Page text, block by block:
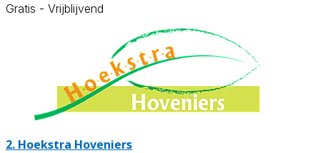
Gratis - Vrijblijvend
2. Hoekstra Hoveniers